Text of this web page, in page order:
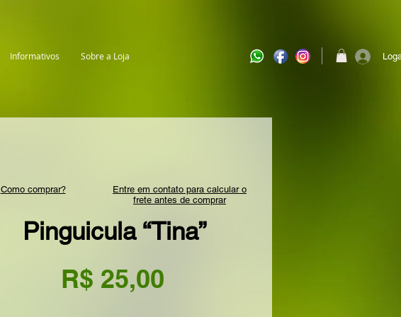
Informativos Sobre a Loja
Pinguicula “Tina”
R$ 25,00
Como comprar?
Entre em contato para calcular o
frete antes de comprar